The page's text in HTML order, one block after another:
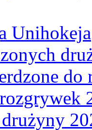
Unihokeja
do
drużyny